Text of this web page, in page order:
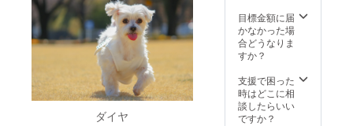
ダイヤ
クーポ
ン・動
画は
らせて
いただ
きま
す。
トの商
品を
作って
た」そ
んなあ
なたに
オスス
目標金額に届
かなかった場
合どうなりま
すか？
支援で困った
時はどこに相
談したらいい
ですか？